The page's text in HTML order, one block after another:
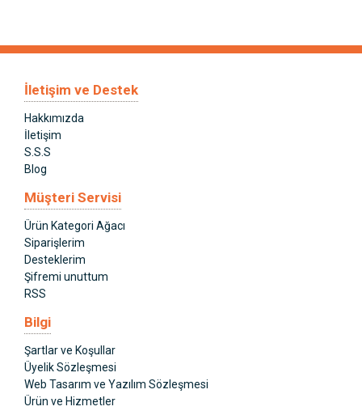
İletişim ve Destek
Hakkımızda
İletişim
S.S.S
Blog
Müşteri Servisi
Ürün Kategori Ağacı
Siparişlerim
Desteklerim
Şifremi unuttum
RSS
Bilgi
Şartlar ve Koşullar
Üyelik Sözleşmesi
Web Tasarım ve Yazılım Sözleşmesi
Ürün ve Hizmetler